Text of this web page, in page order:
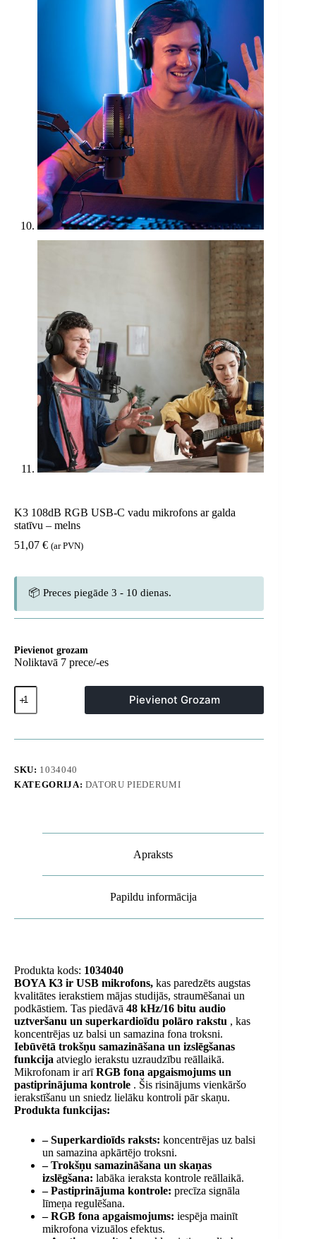
K3 108dB RGB USB-C vadu mikrofons ar galda
statīvu – melns
51,07 € (ar PVN)
📦 Preces piegāde 3 - 10 dienas.
Pievienot grozam
Noliktavā 7 prece/-es
K3
108dB
RGB
C
ar
galda
daudzums
Pievienot Grozam
SKU: 1034040
KATEGORIJA: DATORU PIEDERUMI
Apraksts
Papildu informācija
Produkta kods: 1034040
BOYA K3 ir USB mikrofons, kas paredzēts augstas
kvalitātes ierakstiem mājas studijās, straumēšanai un
podkāstiem. Tas piedāvā 48 kHz/16 bitu audio
uztveršanu un superkardioīdu polāro rakstu , kas
koncentrējas uz balsi un samazina fona troksni.
Iebūvētā trokšņu samazināšana un izslēgšanas
funkcija atvieglo ierakstu uzraudzību reāllaikā.
Mikrofonam ir arīRGB fona apgaismojums un
pastiprinājuma kontrole . Šis risinājums vienkāršo
ierakstīšanu un sniedz lielāku kontroli pār skaņu.
Produkta funkcijas:
– Superkardioīds raksts: koncentrējas uz balsi
un samazina apkārtējo troksni.
– Trokšņu samazināšana un skaņas
izslēgšana: labāka ieraksta kontrole reāllaikā.
– Pastiprinājuma kontrole: precīza signāla
līmeņa regulēšana.
– RGB fona apgaismojums: iespēja mainīt
mikrofona vizuālos efektus.